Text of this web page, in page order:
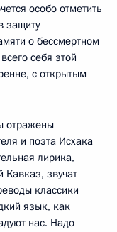
особо отметить
защиту
о бессмертном
себя этой
с открытым
отражены
и поэта Исхака
лирика,
звучат
классики
язык, как
нас. Надо